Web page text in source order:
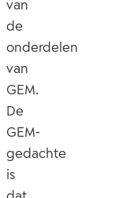
van
de
onderdelen
van
GEM.
De
GEM-
gedachte
is